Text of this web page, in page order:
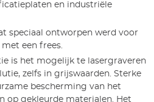
en industriële
speciaal ontworpen werd voor
een frees.
is het mogelijk te lasergraveren
zelfs in grijswaarden. Sterke
bescherming van het
op gekleurde materialen. Het